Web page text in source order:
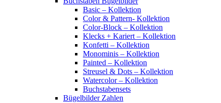
Basic – Kollektion
Color & Pattern- Kollektion
Color-Block – Kollektion
Klecks + Kariert – Kollektion
Konfetti – Kollektion
Monominis – Kollektion
Painted – Kollektion
Streusel & Dots – Kollektion
Watercolor – Kollektion
Buchstabensets
Bügelbilder Zahlen